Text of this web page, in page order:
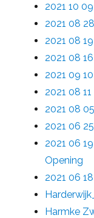
2021 10
2021 08
2021 08
2021 08
2021 09
2021 08
2021 08
2021 06
2021 06
Opening
2021 06
Harmke